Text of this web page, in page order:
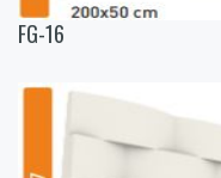
FG-16